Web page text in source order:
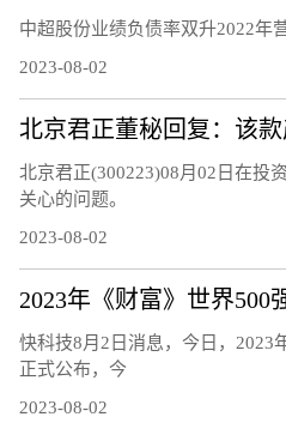
中超股份业绩负债率双升2022年
2023-08-02
北京君正(300223)08月02日在投
关心的问题。
2023-08-02
快科技8月2日消息，今日，2023
正式公布，今
2023-08-02